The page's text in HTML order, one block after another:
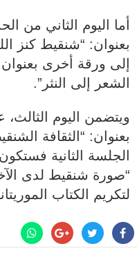
أما اليوم الثاني من
بعنوان: “شنقيط كنز
إلى ورقة أخرى
الشعر إلى النثر”.
ويتضمن اليوم
بعنوان: “الثقافة
الجلسة الثانية
“صورة شنقيط لدى
لتكريم الكتاب